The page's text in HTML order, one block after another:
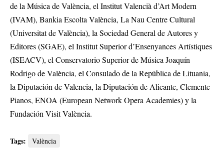
de la Música de València, el Institut Valencià d’Art Modern
(IVAM), Bankia Escolta València, La Nau Centre Cultural
(Universitat de València), la Sociedad General de Autores y
Editores (SGAE), el Institut Superior d’Ensenyances Artístiques
(ISEACV), el Conservatorio Superior de Música Joaquín
Rodrigo de València, el Consulado de la República de Lituania,
la Diputación de Valencia, la Diputación de Alicante, Clemente
Pianos, ENOA (European Network Opera Academies) y la
Fundación Visit València.
Tags: València